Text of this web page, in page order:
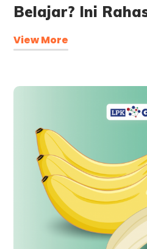
Belajar? Ini
View More